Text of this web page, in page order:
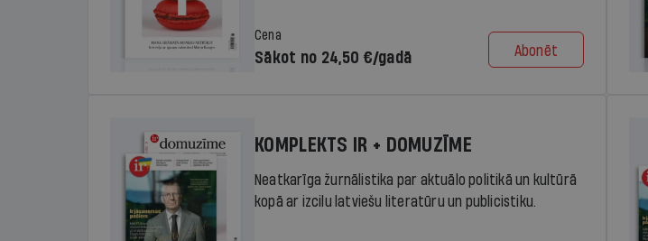
Cena
Sākot no 24,50 €/gadā Abonēt
KOMPLEKTS IR + DOMUZĪME
Neatkarīga žurnālistika par aktuālo politikā un kultūrā
kopā ar izcilu latviešu literatūru un publicistiku.